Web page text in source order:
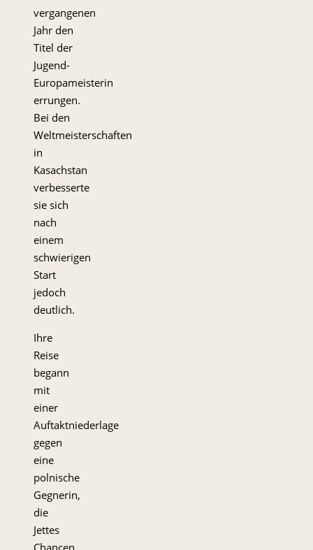
vergangenen
Jahr den
Titel der
Jugend-
Europameisterin
errungen.
Bei den
Weltmeisterschaften
in
Kasachstan
verbesserte
sie sich
nach
einem
schwierigen
Start
jedoch
deutlich.
Ihre
Reise
begann
mit
einer
Auftaktniederlage
gegen
eine
polnische
Gegnerin,
die
Jettes
Chancen